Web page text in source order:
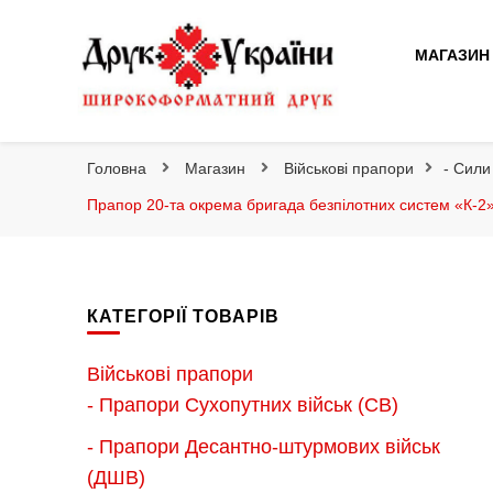
Друк України
МАГАЗИН
Головна Магазин Військові прапори - Сили
Прапор 20-та окрема бригада безпілотних систем
КАТЕГОРІЇ ТОВАРІВ
Військові прапори
- Прапори Сухопутних військ (СВ)
- Прапори Десантно-штурмових військ
(ДШВ)